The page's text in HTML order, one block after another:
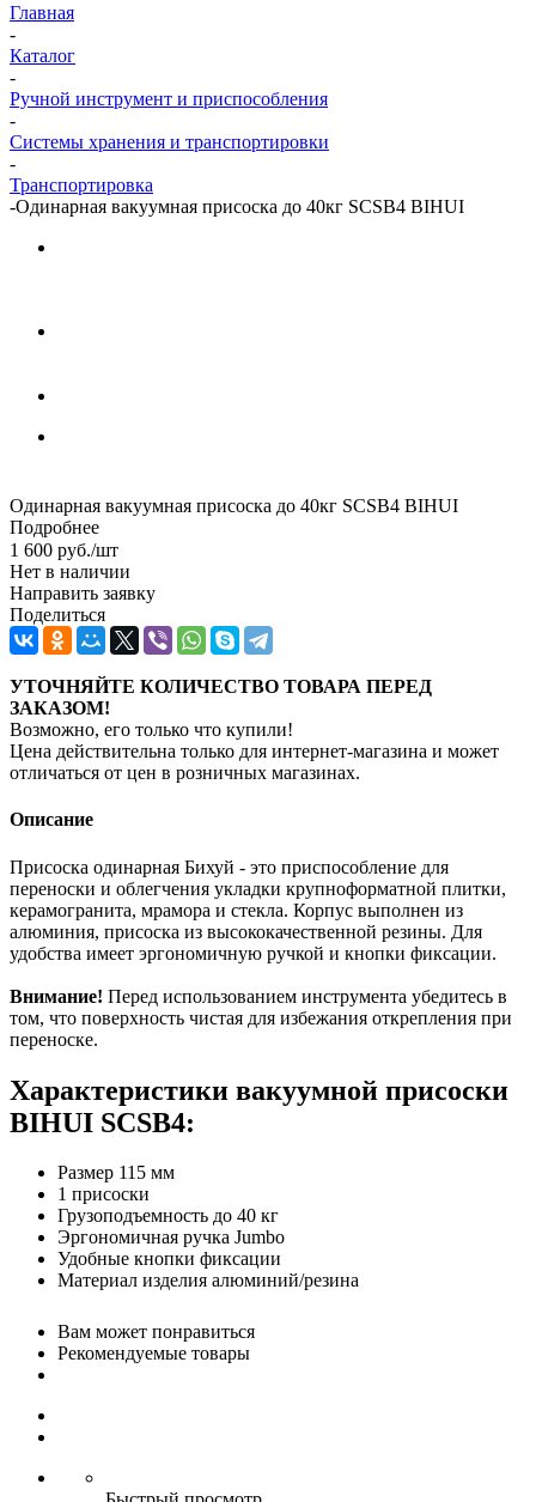
Главная
-
Каталог
-
Ручной инструмент и приспособления
-
Системы хранения и транспортировки
-
Транспортировка
-Одинарная вакуумная присоска до 40кг SCSB4 BIHUI
Одинарная вакуумная присоска до 40кг SCSB4 BIHUI
Подробнее
1 600 руб./шт
Нет в наличии
Направить заявку
Поделиться
УТОЧНЯЙТЕ КОЛИЧЕСТВО ТОВАРА ПЕРЕД
ЗАКАЗОМ!
Возможно, его только что купили!
Цена действительна только для интернет-магазина и может
отличаться от цен в розничных магазинах.
Описание
Присоска одинарная Бихуй - это приспособление для
переноски и облегчения укладки крупноформатной плитки,
керамогранита, мрамора и стекла. Корпус выполнен из
алюминия, присоска из высококачественной резины. Для
удобства имеет эргономичную ручкой и кнопки фиксации.
Внимание! Перед использованием инструмента убедитесь в
том, что поверхность чистая для избежания открепления при
переноске.
Характеристики вакуумной присоски
BIHUI SCSB4:
Размер 115 мм
1 присоски
Грузоподъемность до 40 кг
Эргономичная ручка Jumbo
Удобные кнопки фиксации
Материал изделия алюминий/резина
Вам может понравиться
Рекомендуемые товары